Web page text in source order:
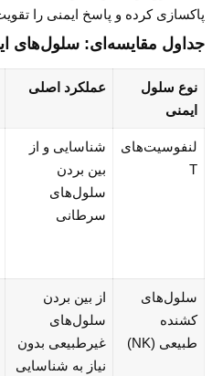
پاکسازی کرده و پاسخ ایمنی را
جداول مقایسه‌ای: سلول‌های
نوع سلول
ایمنی
عملکرد اصلی
لنفوسیت‌های
T
شناسایی و از
بین بردن
سلول‌های
سرطانی
سلول‌های
کشنده
طبیعی (NK)
از بین بردن
سلول‌های
غیرطبیعی بدون
نیاز به شناسایی